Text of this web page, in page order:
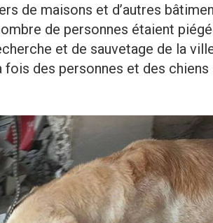
de maisons et d’autres
de personnes étaient
et de sauvetage de la
fois des personnes et des